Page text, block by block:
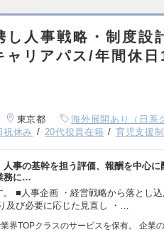
し人事戦略・制度設
ャリアパス/年間休
東京都 海外展開あり（日系
祝休み 20代役員在籍 育児支援
事の基幹を担う評価、報酬を中心に
務に…
■人事企画 ・経営戦略から落とし
及び必要に応じた見直し ・…
界TOPクラスのサービスを保有。 企業